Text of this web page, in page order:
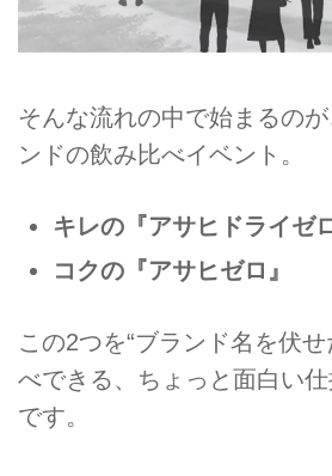
そんな流れの中で始まるの
ンドの飲み比べイベント。
キレの『アサヒドライゼ
コクの『アサヒゼロ』
この2つを“ブランド名を伏
べできる、ちょっと面白い
です。